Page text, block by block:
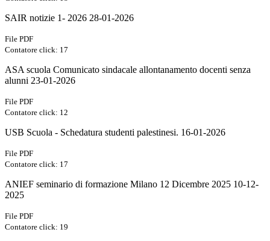
SAIR notizie 1- 2026 28-01-2026
File PDF
Contatore click: 17
ASA scuola Comunicato sindacale allontanamento docenti senza
alunni 23-01-2026
File PDF
Contatore click: 12
USB Scuola - Schedatura studenti palestinesi. 16-01-2026
File PDF
Contatore click: 17
ANIEF seminario di formazione Milano 12 Dicembre 2025 10-12-
2025
File PDF
Contatore click: 19